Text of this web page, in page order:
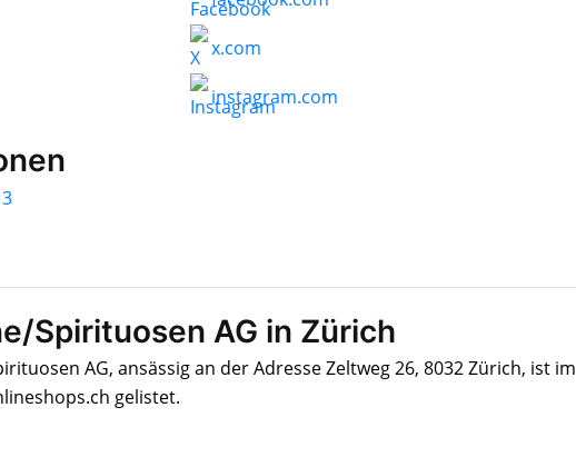
x.com
instagram.com
Spirituosen AG in Zürich
AG, ansässig an der Adresse Zeltweg 26, 8032 Zürich, ist im
gelistet.